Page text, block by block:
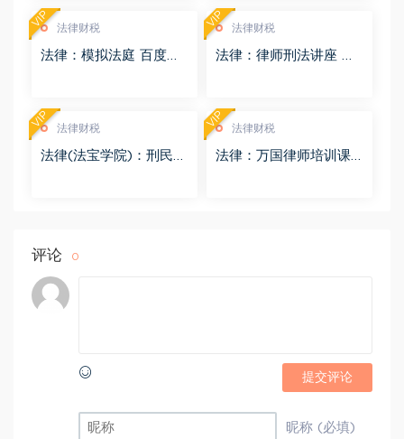
法律财税
法律：模拟法庭 百度网
VIP 法律财税
法律：律师刑法讲座 百
VIP
法律财税
法律(法宝学院)：刑民交
VIP 法律财税
法律：万国律师培训课
VIP
评论 0
提交评论
昵称 (必填)